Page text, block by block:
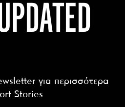
για περισσότερα
Stories